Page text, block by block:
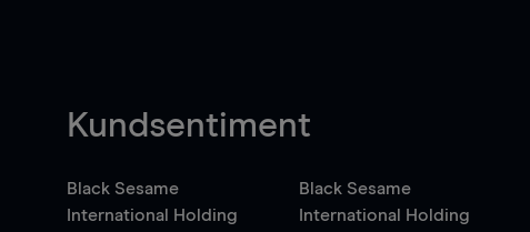
Kundsentiment
Black Sesame
International Holding
Black Sesame
International Holding